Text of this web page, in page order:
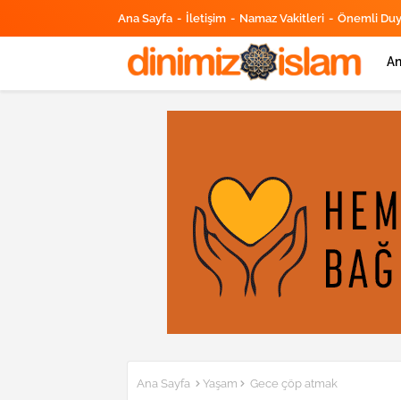
Ana Sayfa İletişim Namaz Vakitleri Önemli
Ana Sayfa Yaşam Gece çöp atmak